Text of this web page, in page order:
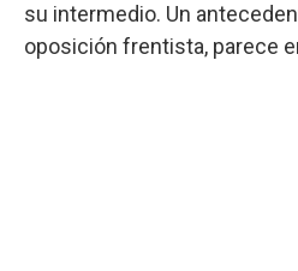
su intermedio. Un
oposición frentista, parece